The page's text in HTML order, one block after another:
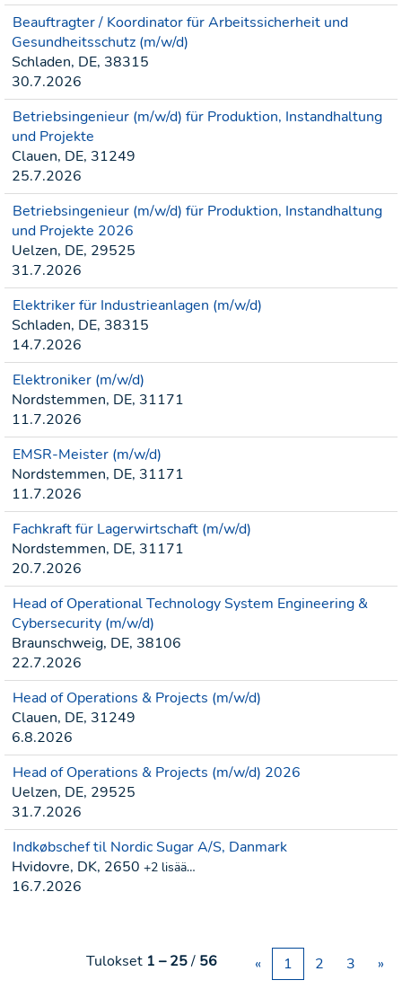
Beauftragter / Koordinator für Arbeitssicherheit und
Gesundheitsschutz (m/w/d)
Schladen, DE, 38315
30.7.2026
Betriebsingenieur (m/w/d) für Produktion, Instandhaltung
und Projekte
Clauen, DE, 31249
25.7.2026
Betriebsingenieur (m/w/d) für Produktion, Instandhaltung
und Projekte 2026
Uelzen, DE, 29525
31.7.2026
Elektriker für Industrieanlagen (m/w/d)
Schladen, DE, 38315
14.7.2026
Elektroniker (m/w/d)
Nordstemmen, DE, 31171
11.7.2026
EMSR-Meister (m/w/d)
Nordstemmen, DE, 31171
11.7.2026
Fachkraft für Lagerwirtschaft (m/w/d)
Nordstemmen, DE, 31171
20.7.2026
Head of Operational Technology System Engineering &
Cybersecurity (m/w/d)
Braunschweig, DE, 38106
22.7.2026
Head of Operations & Projects (m/w/d)
Clauen, DE, 31249
6.8.2026
Head of Operations & Projects (m/w/d) 2026
Uelzen, DE, 29525
31.7.2026
Indkøbschef til Nordic Sugar A/S, Danmark
Hvidovre, DK, 2650 +2 lisää…
16.7.2026
Tulokset 1 – 25/ 56 « 1 2 3 »